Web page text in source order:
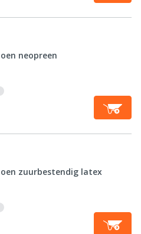
neopreen
zuurbestendig latex